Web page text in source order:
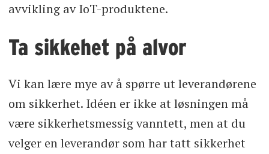
avvikling av IoT-produktene.
Ta sikkehet på alvor
Vi kan lære mye av å spørre ut leverandørene
om sikkerhet. Idéen er ikke at løsningen må
være sikkerhetsmessig vanntett, men at du
velger en leverandør som har tatt sikkerhet